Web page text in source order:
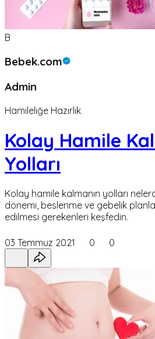
B
Bebek.com
Admin
Hamileliğe Hazırlık
Kolay Hamile
Yolları
Kolay hamile kalmanın yolları
dönemi, beslenme ve gebelik
edilmesi gerekenleri keşfedin.
03 Temmuz 2021 0 0